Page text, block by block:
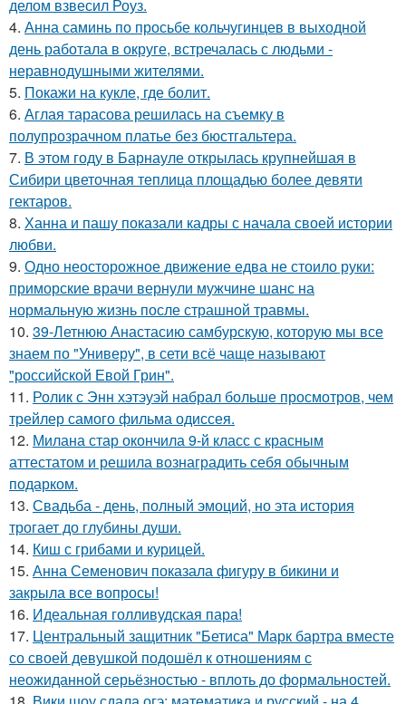
делом взвесил Роуз.
4. Анна саминь по просьбе кольчугинцев в выходной
день работала в округе, встречалась с людьми -
неравнодушными жителями.
5. Покажи на кукле, где болит.
6. Аглая тарасова решилась на съемку в
полупрозрачном платье без бюстгальтера.
7. В этом году в Барнауле открылась крупнейшая в
Сибири цветочная теплица площадью более девяти
гектаров.
8. Ханна и пашу показали кадры с начала своей истории
любви.
9. Одно неосторожное движение едва не стоило руки:
приморские врачи вернули мужчине шанс на
нормальную жизнь после страшной травмы.
10. 39-Летнюю Анастасию самбурскую, которую мы все
знаем по "Универу", в сети всё чаще называют
"российской Евой Грин".
11. Ролик с Энн хэтэуэй набрал больше просмотров, чем
трейлер самого фильма одиссея.
12. Милана стар окончила 9-й класс с красным
аттестатом и решила вознаградить себя обычным
подарком.
13. Свадьба - день, полный эмоций, но эта история
трогает до глубины души.
14. Киш с грибами и курицей.
15. Анна Семенович показала фигуру в бикини и
закрыла все вопросы!
16. Идеальная голливудская пара!
17. Центральный защитник "Бетиса" Марк бартра вместе
со своей девушкой подошёл к отношениям с
неожиданной серьёзностью - вплоть до формальностей.